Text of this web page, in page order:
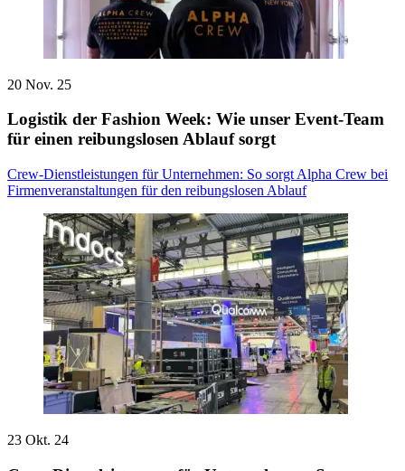
20 Nov. 25
Logistik der Fashion Week: Wie unser Event-Team
für einen reibungslosen Ablauf sorgt
Crew-Dienstleistungen für Unternehmen: So sorgt Alpha Crew bei
Firmenveranstaltungen für den reibungslosen Ablauf
23 Okt. 24